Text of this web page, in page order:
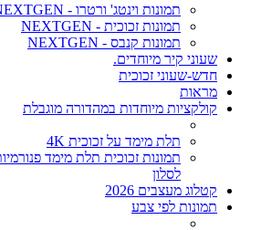
תמונות וינטג' ורטרו - NEXTGEN
תמונות זכוכית - NEXTGEN
תמונות קנבס - NEXTGEN
שעוני קיר מיוחדים.
חדש-שעוני זכוכית
מראות
קולקציות מיוחדות במהדורה מוגבלת
תלת מימד על זכוכית 4K
תמונות זכוכית תלת מימד
לסלון
קטלוג מעצבים 2026
תמונות לפי צבע